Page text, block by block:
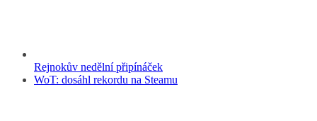
Rejnokův nedělní připínáček
WoT: dosáhl rekordu na Steamu